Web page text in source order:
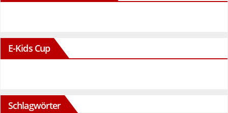
E-Kids Cup
Schlagwörter